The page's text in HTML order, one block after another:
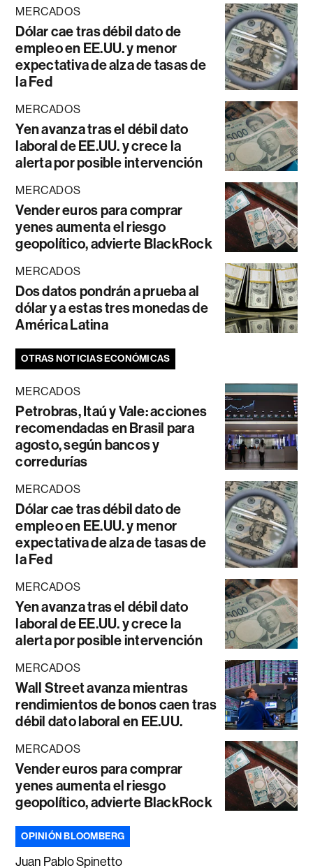
MERCADOS
Dólar cae tras débil dato de
empleo en EE.UU. y menor
expectativa de alza de tasas de
la Fed
MERCADOS
Yen avanza tras el débil dato
laboral de EE.UU. y crece la
alerta por posible intervención
MERCADOS
Vender euros para comprar
yenes aumenta el riesgo
geopolítico, advierte BlackRock
MERCADOS
Dos datos pondrán a prueba al
dólar y a estas tres monedas de
América Latina
OTRAS NOTICIAS ECONÓMICAS
MERCADOS
Petrobras, Itaú y Vale: acciones
recomendadas en Brasil para
agosto, según bancos y
corredurías
MERCADOS
Dólar cae tras débil dato de
empleo en EE.UU. y menor
expectativa de alza de tasas de
la Fed
MERCADOS
Yen avanza tras el débil dato
laboral de EE.UU. y crece la
alerta por posible intervención
MERCADOS
Wall Street avanza mientras
rendimientos de bonos caen tras
débil dato laboral en EE.UU.
MERCADOS
Vender euros para comprar
yenes aumenta el riesgo
geopolítico, advierte BlackRock
OPINIÓN BLOOMBERG
Juan Pablo Spinetto